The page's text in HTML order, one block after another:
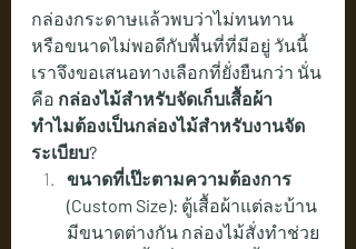
กล่องกระดาษแล้วพบว่าไม่ทนทาน
หรือขนาดไม่พอดีกับพื้นที่ที่มีอยู่ วันนี้
เราจึงขอเสนอทางเลือกที่ยั่งยืนกว่า นั่น
คือ กล่องไม้สำหรับจัดเก็บเสื้อผ้า
ทำไมต้องเป็นกล่องไม้สำหรับงานจัด
ระเบียบ?
ขนาดที่เป๊ะตามความต้องการ
(Custom Size): ตู้เสื้อผ้าแต่ละบ้าน
มีขนาดต่างกัน กล่องไม้สั่งทำช่วย